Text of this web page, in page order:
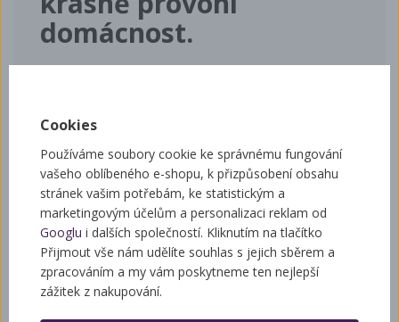
domácnost.
Doporučujeme zapalovat na nehořlavém povrchu-
Výška 55 mm
Související zboží
Domácí výroba svíček
Cookies
Používáme soubory cookie ke správnému fungování
vašeho oblíbeného e-shopu, k přizpůsobení obsahu
stránek vašim potřebám, ke statistickým a
marketingovým účelům a personalizaci reklam od
Googlu i dalších společností. Kliknutím na tlačítko
Přijmout vše nám udělíte souhlas s jejich sběrem a
zpracováním a my vám poskytneme ten nejlepší
zážitek z nakupování.